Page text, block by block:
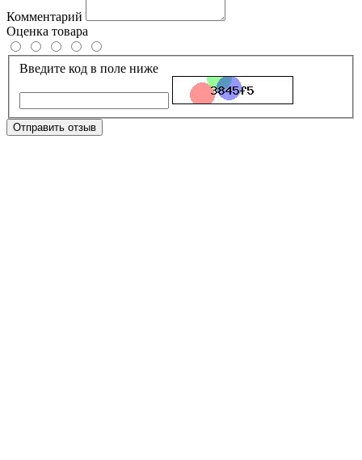
Комментарий
Оценка товара
Введите код в поле ниже
Отправить отзыв